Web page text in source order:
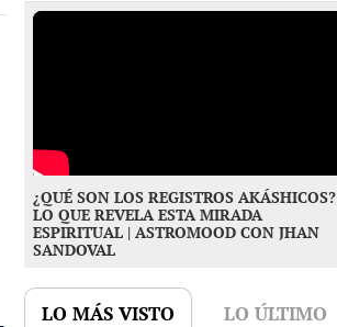
¿QUÉ SON LOS REGISTROS AKÁSHICOS?
LO QUE REVELA ESTA MIRADA
ESPIRITUAL | ASTROMOOD CON JHAN
SANDOVAL
LO MÁS VISTO